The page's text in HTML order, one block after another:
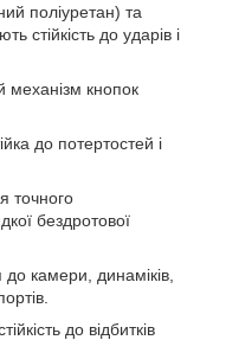
поліуретан) та
стійкість до ударів і
механізм кнопок
до потертостей і
точного
бездротової
до камери, динаміків,
до відбитків